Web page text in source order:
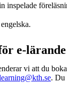
inspelade
e-lärande
vi att du
. Du